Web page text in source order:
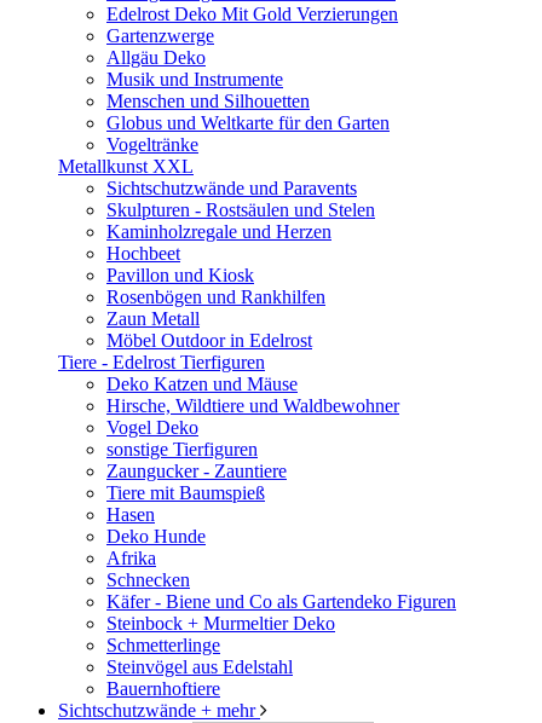
Edelrost Deko Mit Gold Verzierungen
Gartenzwerge
Allgäu Deko
Musik und Instrumente
Menschen und Silhouetten
Globus und Weltkarte für den Garten
Vogeltränke
Metallkunst XXL
Sichtschutzwände und Paravents
Skulpturen - Rostsäulen und Stelen
Kaminholzregale und Herzen
Hochbeet
Pavillon und Kiosk
Rosenbögen und Rankhilfen
Zaun Metall
Möbel Outdoor in Edelrost
Tiere - Edelrost Tierfiguren
Deko Katzen und Mäuse
Hirsche, Wildtiere und Waldbewohner
Vogel Deko
sonstige Tierfiguren
Zaungucker - Zauntiere
Tiere mit Baumspieß
Hasen
Deko Hunde
Afrika
Schnecken
Käfer - Biene und Co als Gartendeko Figuren
Steinbock + Murmeltier Deko
Schmetterlinge
Steinvögel aus Edelstahl
Bauernhoftiere
Sichtschutzwände + mehr